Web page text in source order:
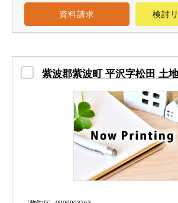
資料請求 検討
紫波郡紫波町 平沢字松田 土地